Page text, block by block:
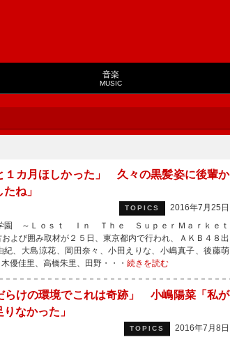
音楽
MUSIC
１カ月ほしかった」 久々の黒髪姿に後輩か
ね」
TOPICS
2016年7月25日
園 ～Ｌｏｓｔ Ｉｎ Ｔｈｅ ＳｕｐｅｒＭａｒｋｅｔ
よび囲み取材が２５日、東京都内で行われ、ＡＫＢ４８出
紀、大島涼花、岡田奈々、小田えりな、小嶋真子、後藤萌
優佳里、高橋朱里、田野・・・ 続きを読む
らけの環境でこれは奇跡」 小嶋陽菜「私が
なかった」
TOPICS
2016年7月8日